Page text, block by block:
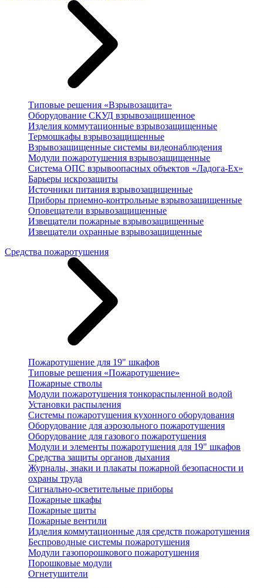
Типовые решения «Взрывозащита»
Оборудование СКУД взрывозащищенное
Изделия коммутационные взрывозащищенные
Термошкафы взрывозащищенные
Взрывозащищенные системы видеонаблюдения
Модули пожаротушения взрывозащищенные
Система ОПС взрывоопасных объектов «Ладога-Ex»
Барьеры искрозащиты
Источники питания взрывозащищенные
Приборы приемно-контрольные взрывозащищенные
Оповещатели взрывозащищенные
Извещатели пожарные взрывозащищенные
Извещатели охранные взрывозащищенные
Средства пожаротушения
Пожаротушение для 19" шкафов
Типовые решения «Пожаротушение»
Пожарные стволы
Модули пожаротушения тонкораспыленной водой
Установки распыления
Системы пожаротушения кухонного оборудования
Оборудование для аэрозольного пожаротушения
Оборудование для газового пожаротушения
Модули и элементы пожаротушения для 19" шкафов
Средства защиты органов дыхания
Журналы, знаки и плакаты пожарной безопасности и
охраны труда
Сигнально-осветительные приборы
Пожарные шкафы
Пожарные щиты
Пожарные вентили
Изделия коммутационные для средств пожаротушения
Беспроводные системы пожаротушения
Модули газопорошкового пожаротушения
Порошковые модули
Огнетушители